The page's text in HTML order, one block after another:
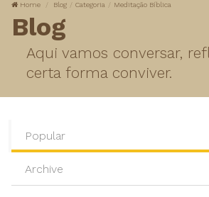
Home Blog Categoria Meditação Bíblica
Blog
Aqui vamos conversar,
certa forma conviver.
Popular
Archive